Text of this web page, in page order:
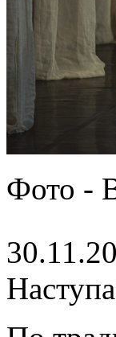
Фото -